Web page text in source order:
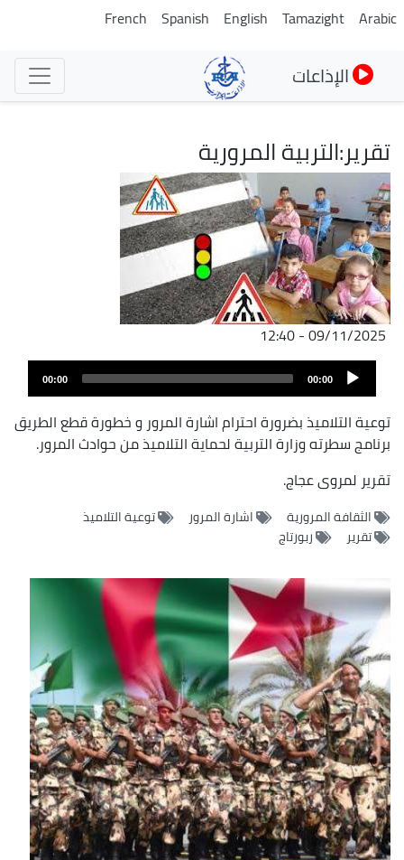
تجاوز
Arabic
Tamazight
English
Spanish
French
الإذاعات
تقرير:التربية المرورية
الصورة
09/11/2025 - 12:40
ملف
الصوت
Audio
Player
00:00
00:00
توعية التلاميذ بضرورة احترام اشارة المرور و خطورة قطع الطريق
برنامج سطرته وزارة التربية لحماية التلاميذ من حوادث المرور.
تقرير لمروى عجاج.
الثقافة المرورية اشارة المرور
توعية التلاميذ
تقرير
ربورتاج